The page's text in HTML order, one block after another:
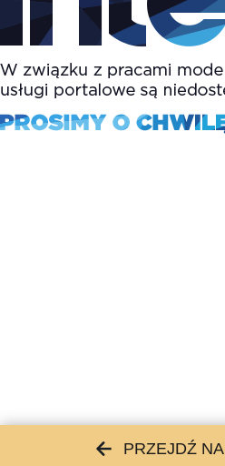
PRZEJDŹ NA